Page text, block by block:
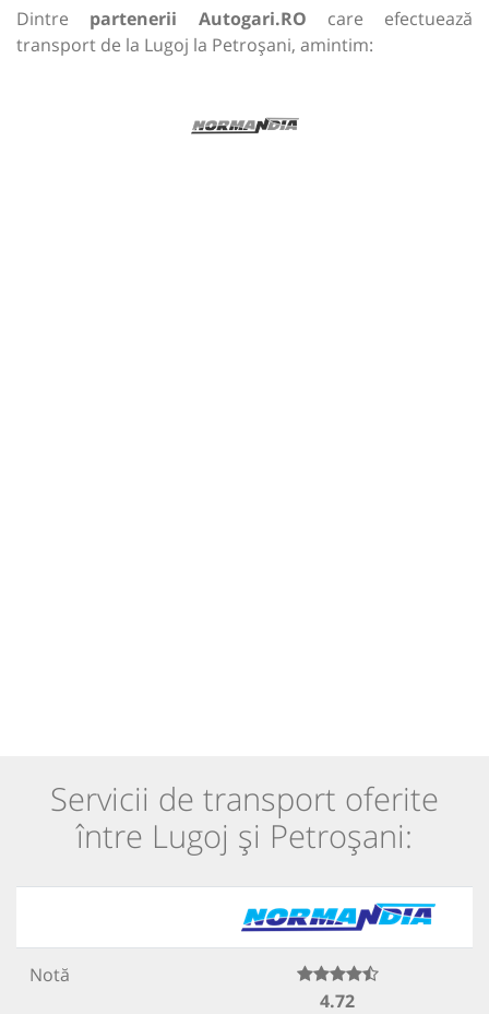
Dintre partenerii Autogari.RO care efectuează
transport de la Lugoj la Petroșani, amintim:
Servicii de transport oferite
între Lugoj și Petroșani:
Notă
4.72